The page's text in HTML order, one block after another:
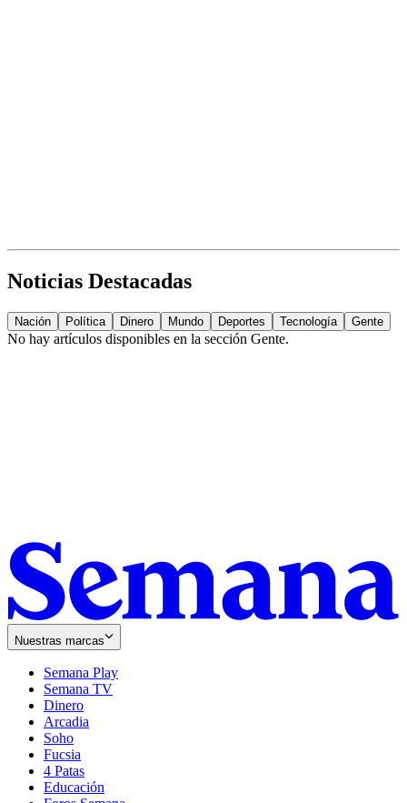
Noticias Destacadas
Nación Política Dinero Mundo Deportes Tecnología Gente
No hay artículos disponibles en la sección Gente.
Nuestras marcas
Semana Play
Semana TV
Dinero
Arcadia
Soho
in
new
window
Fucsia
in
new
4 Patas
Educación